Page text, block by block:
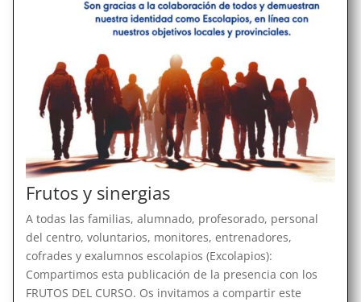
Frutos y sinergias
A todas las familias, alumnado, profesorado, personal
del centro, voluntarios, monitores, entrenadores,
cofrades y exalumnos escolapios (Excolapios):
Compartimos esta publicación de la presencia con los
FRUTOS DEL CURSO. Os invitamos a compartir este